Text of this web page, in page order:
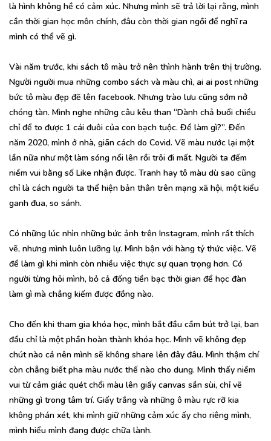
là hình không hề có cảm xúc. Nhưng mình sẽ trả lời lại rằng, mình
cần thời gian học môn chính, đâu còn thời gian ngồi để nghĩ ra
mình có thể vẽ gì.
Vài năm trước, khi sách tô màu trở nên thình hành trên thị trường.
Người người mua những combo sách và màu chì, ai ai post những
bức tô màu đẹp đẽ lên facebook. Nhưng trào lưu cũng sớm nở
chóng tàn. Mình nghe những câu kêu than “Dành chả buổi chiều
chỉ để to được 1 cái đuôi của con bạch tuộc. Để làm gì?”. Đến
năm 2020, mình ở nhà, giãn cách do Covid. Vẽ màu nước lại một
lần nữa như một làm sóng nổi lên rồi trôi đi mất. Người ta đếm
niềm vui bằng số Like nhận được. Tranh hay tô màu dù sao cũng
chỉ là cách người ta thể hiện bản thân trên mạng xã hội, một kiểu
ganh đua, so sánh.
Có những lúc nhìn những bức ảnh trên Instagram, mình rất thích
vẽ, nhưng mình luôn lưỡng lự. Mình bận với hàng tỷ thức việc. Vẽ
để làm gì khi mình còn nhiều việc thực sự quan trọng hơn. Có
người từng hỏi mình, bỏ cả đống tiền bạc thời gian để học đàn
làm gì mà chẳng kiếm được đồng nào.
Cho đến khi tham gia khóa học, mình bắt đầu cầm bút trở lại, ban
đầu chỉ là một phần hoàn thành khóa học. Mình vẽ không đẹp
chút nào cả nên mình sẽ không share lên đây đâu. Mình thậm chí
còn chẳng biết pha màu nước thế nào cho dung. Mình thấy niềm
vui từ cảm giác quét chổi màu lên giấy canvas sần sùi, chỉ vẽ
những gì trong tâm trí. Giấy trắng và những ô màu rực rỡ kia
không phán xét, khi mình giữ những cảm xúc ấy cho riêng mình,
mình hiểu mình đang được chữa lành.